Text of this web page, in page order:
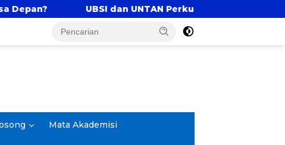
dan UNTAN Perkuat Tri Dharma Lewat Kolaborasi
Mata Akademisi